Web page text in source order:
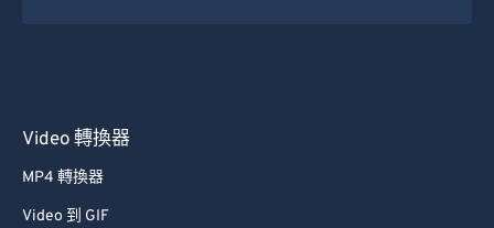
Video 轉換器
MP4 轉換器
Video 到 GIF